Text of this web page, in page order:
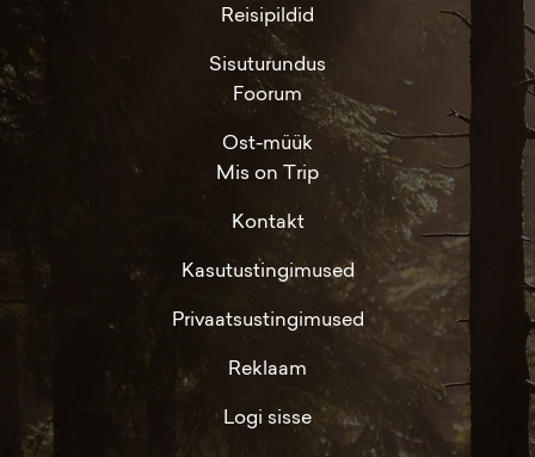
Reisipildid
Sisuturundus
Foorum
Ost-müük
Mis on Trip
Kontakt
Kasutustingimused
Privaatsustingimused
Reklaam
Logi sisse